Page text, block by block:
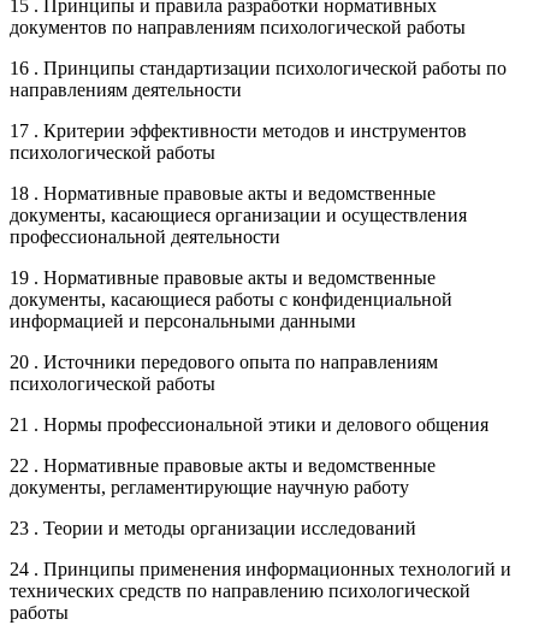
15 . Принципы и правила разработки нормативных
документов по направлениям психологической работы
16 . Принципы стандартизации психологической работы по
направлениям деятельности
17 . Критерии эффективности методов и инструментов
психологической работы
18 . Нормативные правовые акты и ведомственные
документы, касающиеся организации и осуществления
профессиональной деятельности
19 . Нормативные правовые акты и ведомственные
документы, касающиеся работы с конфиденциальной
информацией и персональными данными
20 . Источники передового опыта по направлениям
психологической работы
21 . Нормы профессиональной этики и делового общения
22 . Нормативные правовые акты и ведомственные
документы, регламентирующие научную работу
23 . Теории и методы организации исследований
24 . Принципы применения информационных технологий и
технических средств по направлению психологической
работы